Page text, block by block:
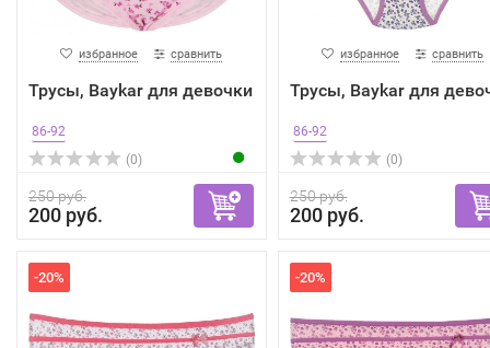
избранное сравнить
Трусы, Baykar для девочки
86-92
(0)
250 руб.
200 руб.
избранное сравнить
Трусы, Baykar для
86-92
(0)
250 руб.
200 руб.
-20% -20%